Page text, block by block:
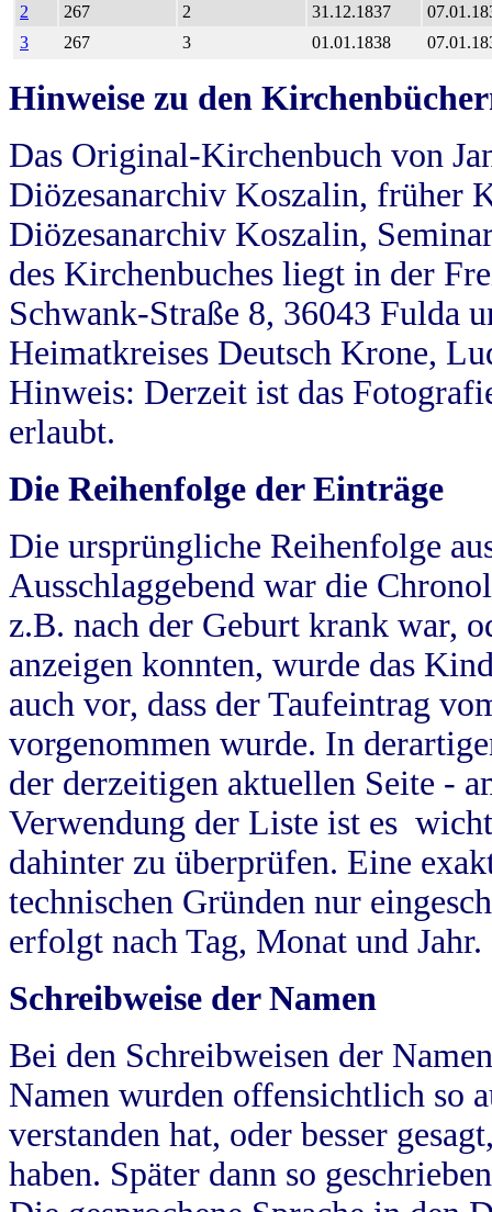
2
267 2 31.12.1837
3
267 3 01.01.1838
Hinweise zu den
Das Original-Kirchenbuch von
Diözesanarchiv Koszalin, früher
Diözesanarchiv Koszalin,
des Kirchenbuches liegt in der
Schwank-Straße 8, 36043 Fulda
Heimatkreises Deutsch Krone,
Hinweis: Derzeit ist das
erlaubt.
Die Reihenfolge der Einträge
Die ursprüngliche Reihenfolge
Ausschlaggebend war die
z.B. nach der Geburt krank war,
anzeigen konnten, wurde das
auch vor, dass der Taufeintrag
vorgenommen wurde. In
der derzeitigen aktuellen Seite -
Verwendung der Liste ist es
dahinter zu überprüfen. Eine
technischen Gründen nur
erfolgt nach Tag, Monat und Jahr.
Schreibweise der Namen
Bei den Schreibweisen der
Namen wurden offensichtlich so
verstanden hat, oder besser
haben. Später dann so